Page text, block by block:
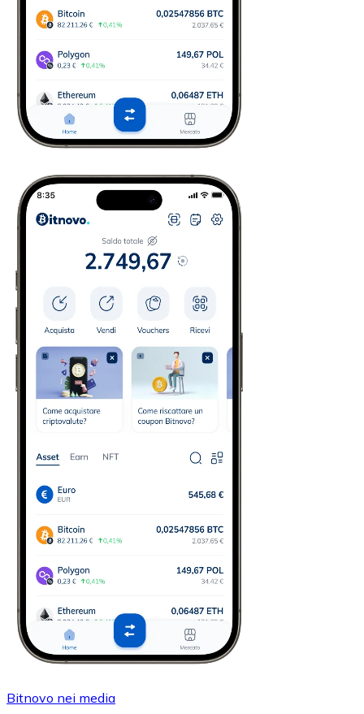
Bitnovo nei media